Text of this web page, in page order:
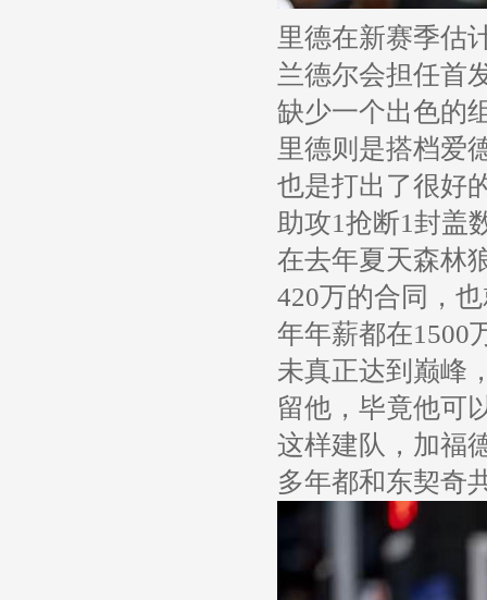
里德在新赛季估
兰德尔会担任首
缺少一个出色的
里德则是搭档爱
也是打出了很好
助攻1抢断1封盖
在去年夏天森林
420万的合同，
年年薪都在1500
未真正达到巅峰
留他，毕竟他可
这样建队，加福
多年都和东契奇